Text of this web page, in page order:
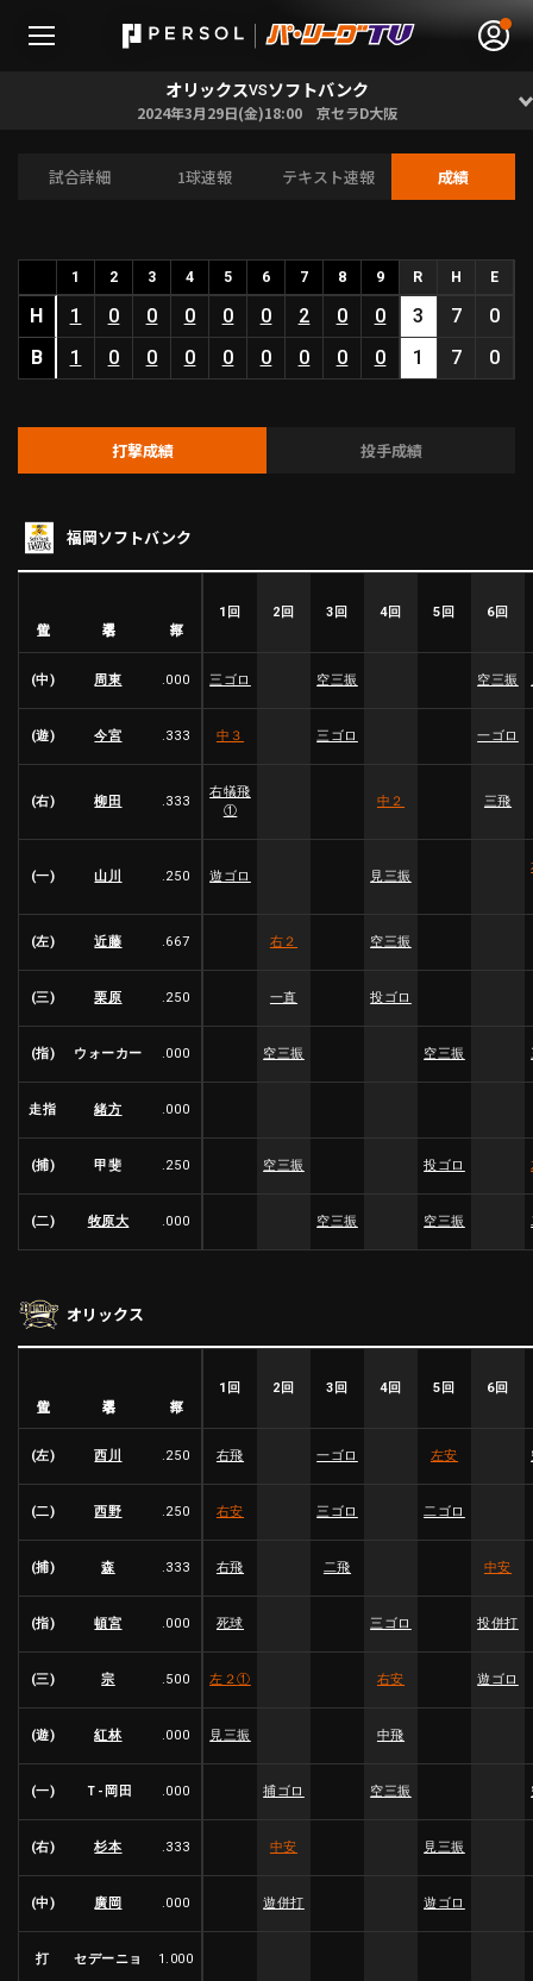
無料アカウント登録 ログイン
HOME
動画
日程･結果
順位表･成績
ファーム東地区
ファーム西地区
交流戦
選手名鑑トップ
北海道日本ハムファイターズ
東北楽天ゴールデンイーグルス
埼玉西武ライオンズ
千葉ロッテマリーンズ
オリックス・バファローズ
福岡ソフトバンクホークス
ニュース
設定
利用規約
運営会社 （別ウィンドウで開く） よくある質問
特定商取引法の表示 アルバイト募集 （別ウィンドウで開く
動画を検索（選手・チーム・プレー内容…）
オリックスVSソフトバンク
2024年3月29日(金)18:00 京セラD大阪
試合詳細 1球速報 テキスト速報 成績
1 2 3 4 5 6 7 8 9 R H E
H 1 0 0 0 0 0 2 0 0 3 7
0
B
1 0 0 0 0 0 0 0 0 1 7 0
打撃成績 投手成績
福岡ソフトバンク
1回 2回 3回 4回 5回 6回
(中) 周東 .000 三ゴロ 空三振 空三振
(遊) 今宮 .333 中３ 三ゴロ 一ゴロ
(右) 柳田 .333
右犠飛
①
中２ 三飛
(一) 山川 .250 遊ゴロ 見三振
(左) 近藤 .667 右２ 空三振
(三) 栗原 .250 一直 投ゴロ
(指) ウォーカー .000 空三振 空三振
走指 緒方 .000
(捕) 甲斐 .250 空三振 投ゴロ
(二) 牧原大 .000 空三振 空三振
オリックス
1回 2回 3回 4回 5回 6回
(左) 西川 .250 右飛 一ゴロ 左安
(二) 西野 .250 右安 三ゴロ 二ゴロ
(捕) 森 .333 右飛 二飛 中安
(指) 頓宮 .000 死球 三ゴロ 投併打
(三) 宗 .500 左２① 右安 遊ゴロ
(遊) 紅林 .000 見三振 中飛
(一) Ｔ-岡田 .000 捕ゴロ 空三振
(右) 杉本 .333 中安 見三振
(中) 廣岡 .000 遊併打 遊ゴロ
打 セデーニョ 1.000